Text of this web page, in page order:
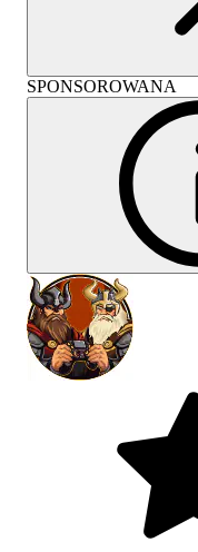
SPONSOROWANA